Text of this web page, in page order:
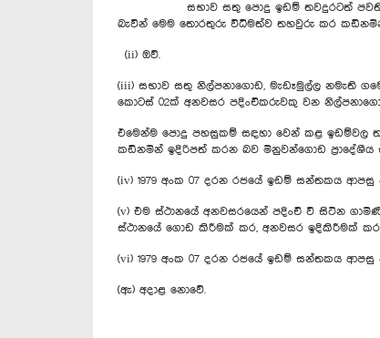
සභාව සතු පොදු ඉඩම් තවදුරටත් පවතින්නේ
බැවින් මෙම තොරතුරු විධිමත්ව තහවුරු කර
(ii) ඔව්.
(iii) සභාව සතු නිල්පනාගොඩ, මැඩෑමුල්ල නමැති
කොටස් 02ක් අනවසර පදිංචිකරුවකු වන
එමෙන්ම පොදු පහසුකම් සඳහා වෙන් කළ ඉඩම්වල
කඩිනමින් ඉදිරිපත් කරන බව මිනුවන්ගොඩ ප්‍රාදේශීය
(iv) 1979 අංක 07 දරන රජයේ ඉඩම් සන්තකය
(v) එම ස්ථානයේ අනවසරයෙන් පදිංචි වී සිටින
ස්ථානයේ ගොඩ කිරීමක් කර, අනවසර ඉදිකිරීමක්
(vi) 1979 අංක 07 දරන රජයේ ඉඩම් සන්තකය
(ඇ) අදාළ නොවේ.